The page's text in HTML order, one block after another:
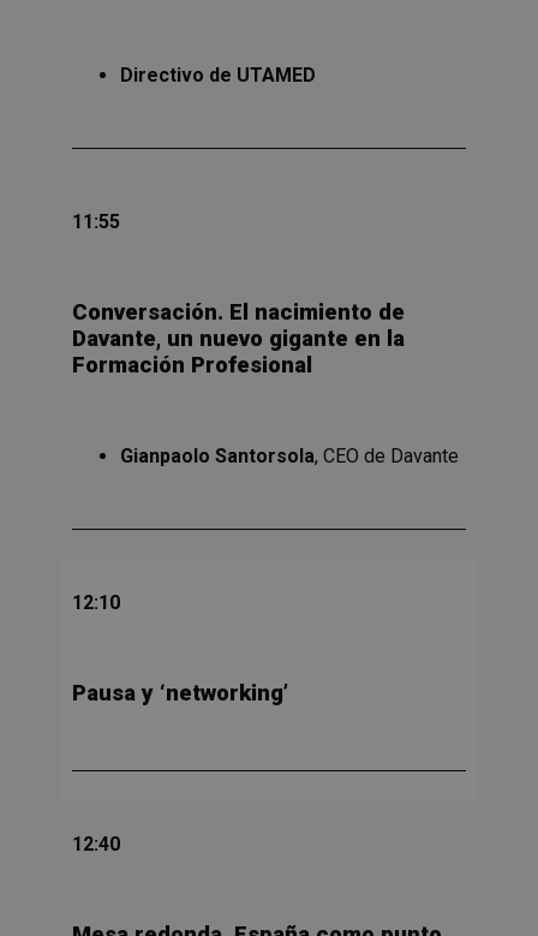
Directivo de UTAMED
11:55
Conversación. El nacimiento de
Davante, un nuevo gigante en la
Formación Profesional
Gianpaolo Santorsola, CEO de Davante
12:10
Pausa y ‘networking’
12:40